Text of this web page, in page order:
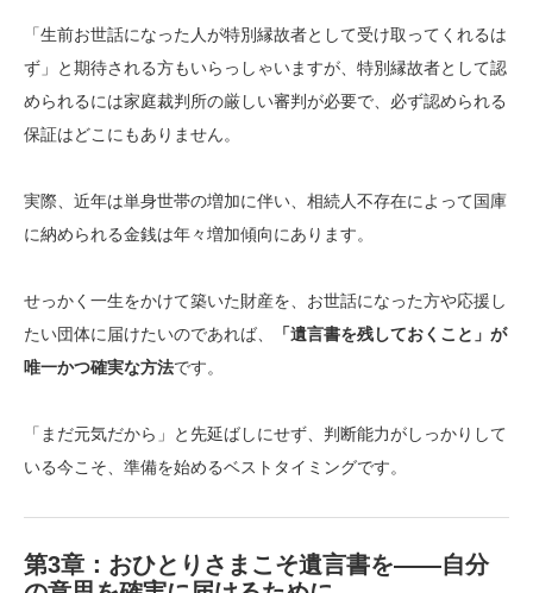
「生前お世話になった人が特別縁故者として受け取ってくれるは
ず」と期待される方もいらっしゃいますが、特別縁故者として認
められるには家庭裁判所の厳しい審判が必要で、必ず認められる
保証はどこにもありません。
実際、近年は単身世帯の増加に伴い、相続人不存在によって国庫
に納められる金銭は年々増加傾向にあります。
せっかく一生をかけて築いた財産を、お世話になった方や応援し
たい団体に届けたいのであれば、
「遺言書を残しておくこと」が
唯一かつ確実な方法です。
「まだ元気だから」と先延ばしにせず、判断能力がしっかりして
いる今こそ、準備を始めるベストタイミングです。
第3章：おひとりさまこそ遺言書を——自分